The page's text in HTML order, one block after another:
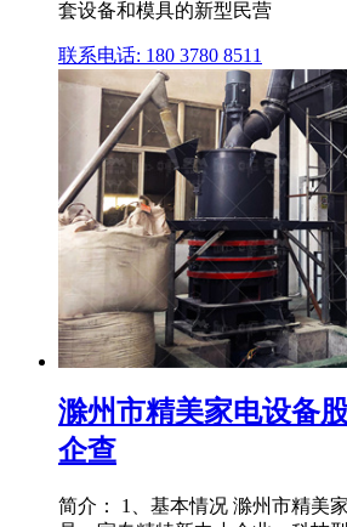
套设备和模具的新型民营
联系电话: 180 3780 8511
滁州市精美家电设备
企查
简介： 1、基本情况 滁州市精美